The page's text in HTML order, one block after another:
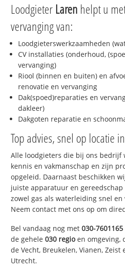
Loodgieter Laren helpt u
vervanging van:
Loodgieterswerkzaamheden
CV installaties (onderhoud,
vervanging)
Riool (binnen en buiten) en
renovatie en vervanging
Dak(spoed)reparaties en
dakleer)
Dakgoten reparatie en
Top advies, snel op locatie in
Alle loodgieters die bij ons bedrijf
kennis en vakmanschap en zijn
opgeleid. Daarnaast beschikken
juiste apparatuur en
zowel gas als waterleiding snel
Neem contact met ons op om
Bel vandaag nog met030-7601165
de gehele030 regioen omgeving,
de Vecht, Breukelen, Vianen,
Utrecht.